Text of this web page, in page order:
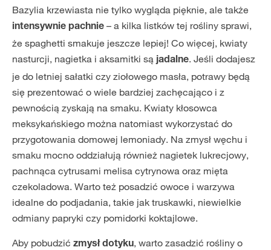
Bazylia krzewiasta nie tylko wygląda pięknie, ale także
intensywnie pachnie – a kilka listków tej rośliny sprawi,
że spaghetti smakuje jeszcze lepiej! Co więcej, kwiaty
nasturcji, nagietka i aksamitki są jadalne. Jeśli dodajesz
je do letniej sałatki czy ziołowego masła, potrawy będą
się prezentować o wiele bardziej zachęcająco i z
pewnością zyskają na smaku. Kwiaty kłosowca
meksykańskiego można natomiast wykorzystać do
przygotowania domowej lemoniady. Na zmysł węchu i
smaku mocno oddziałują również nagietek lukrecjowy,
pachnąca cytrusami melisa cytrynowa oraz mięta
czekoladowa. Warto też posadzić owoce i warzywa
idealne do podjadania, takie jak truskawki, niewielkie
odmiany papryki czy pomidorki koktajlowe.
Aby pobudzić zmysł dotyku, warto zasadzić rośliny o